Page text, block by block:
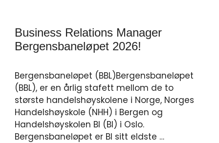
Business Relations Manager
Bergensbaneløpet 2026!
Bergensbaneløpet (BBL)Bergensbaneløpet
(BBL), er en årlig stafett mellom de to
største handelshøyskolene i Norge, Norges
Handelshøyskole (NHH) i Bergen og
Handelshøyskolen BI (BI) i Oslo.
Bergensbaneløpet er BI sitt eldste …